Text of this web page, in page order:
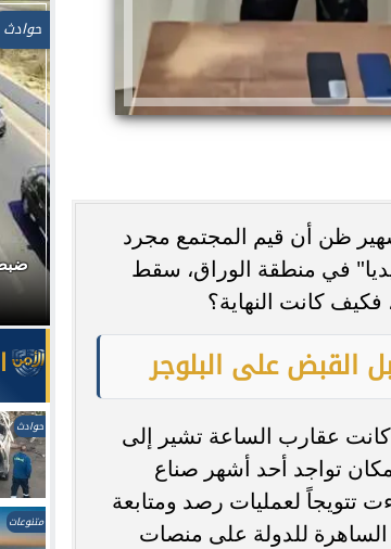
ظن أن قيم المجتمع مجرد
في منطقة الوراق، سقط
كانت النهاية؟
القبض على البلوجر
عقارب الساعة تشير إلى
تواجد أحد أشهر صناع
تتويجاً لعمليات رصد ومتابعة
للدولة على منصات
ضبط عملات أجنبية بـ3 ملايين جنيه في السوق
السوداء
حوادث
حوادث
متنوعات